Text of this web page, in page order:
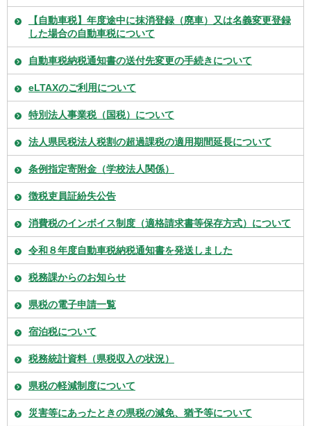
【自動車税】年度途中に抹消登録（廃車）又は名義変更登録
した場合の自動車税について
自動車税納税通知書の送付先変更の手続きについて
eLTAXのご利用について
特別法人事業税（国税）について
法人県民税法人税割の超過課税の適用期間延長について
条例指定寄附金（学校法人関係）
徴税吏員証紛失公告
消費税のインボイス制度（適格請求書等保存方式）について
令和８年度自動車税納税通知書を発送しました
税務課からのお知らせ
県税の電子申請一覧
宿泊税について
税務統計資料（県税収入の状況）
県税の軽減制度について
災害等にあったときの県税の減免、猶予等について